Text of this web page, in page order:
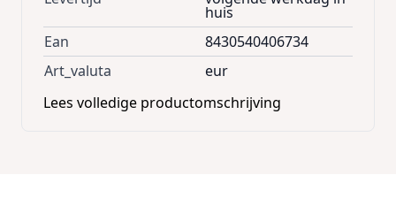
huis
Ean
8430540406734
Art_valuta
eur
Lees volledige productomschrijving